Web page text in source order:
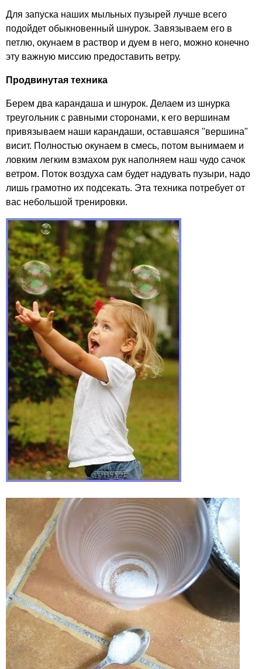
Для запуска наших мыльных пузырей лучше всего
подойдет обыкновенный шнурок. Завязываем его в
петлю, окунаем в раствор и дуем в него, можно конечно
эту важную миссию предоставить ветру.
Продвинутая техника
Берем два карандаша и шнурок. Делаем из шнурка
треугольник с равными сторонами, к его вершинам
привязываем наши карандаши, оставшаяся "вершина"
висит. Полностью окунаем в смесь, потом вынимаем и
ловким легким взмахом рук наполняем наш чудо сачок
ветром. Поток воздуха сам будет надувать пузыри, надо
лишь грамотно их подсекать. Эта техника потребует от
вас небольшой тренировки.